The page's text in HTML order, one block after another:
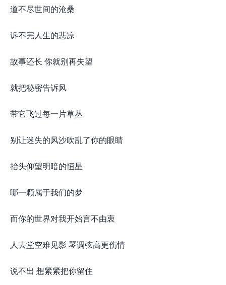
道不尽世间的沧桑
诉不完人生的悲凉
故事还长 你就别再失望
就把秘密告诉风
带它飞过每一片草丛
别让迷失的风沙吹乱了你的眼睛
抬头仰望明暗的恒星
哪一颗属于我们的梦
而你的世界对我开始言不由衷
人去堂空难见影 琴调弦高更伤情
说不出 想紧紧把你留住